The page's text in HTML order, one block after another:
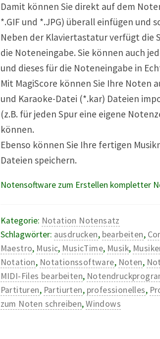
Damit können Sie direkt auf dem
*.GIF und *.JPG) überall einfügen
Neben der Klaviertastatur verfügt die
die Noteneingabe. Sie können auch
und dieses für die Noteneingabe in
Mit MagiScore können Sie Ihre Noten
und Karaoke-Datei (*.kar) Dateien
(z.B. für jeden Spur eine eigene
können.
Ebenso können Sie Ihre fertigen
Dateien speichern.
Notensoftware zum Erstellen kompletter
Kategorie: Notation Notensatz
Schlagwörter: ausdrucken, bearbeiten,
Maestro, Music, MusicTime, Musik,
Notation, Notationssoftware, Noten,
MIDI-Files bearbeiten,
Partituren, Partiurten, professionelles,
zum Noten schreiben,Windows